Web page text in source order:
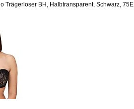
Trägerloser BH, Halbtransparent, Schwarz, 75E